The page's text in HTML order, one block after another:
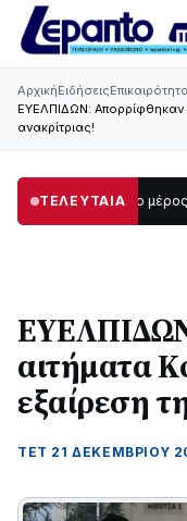
ΑρχικήΕιδήσεις
ΕΥΕΛΠΙΔΩΝ: Απορρίφθηκαν
ανακρίτριας!
ΤΕΛΕΥΤΑΙΑ
μεγάλο μέρος στο
αιτήματα
εξαίρεση
ΤΕΤ 21 ΔΕΚΕΜΒΡΊΟΥ